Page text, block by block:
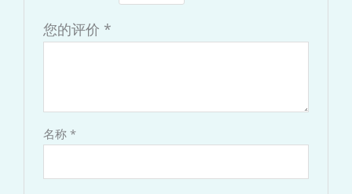
您的评价 *
名称*